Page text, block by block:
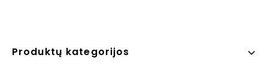
Produktų kategorijos